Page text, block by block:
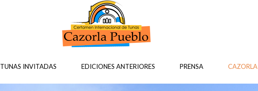
TUNAS INVITADAS EDICIONES ANTERIORES PRENSA CAZORLA